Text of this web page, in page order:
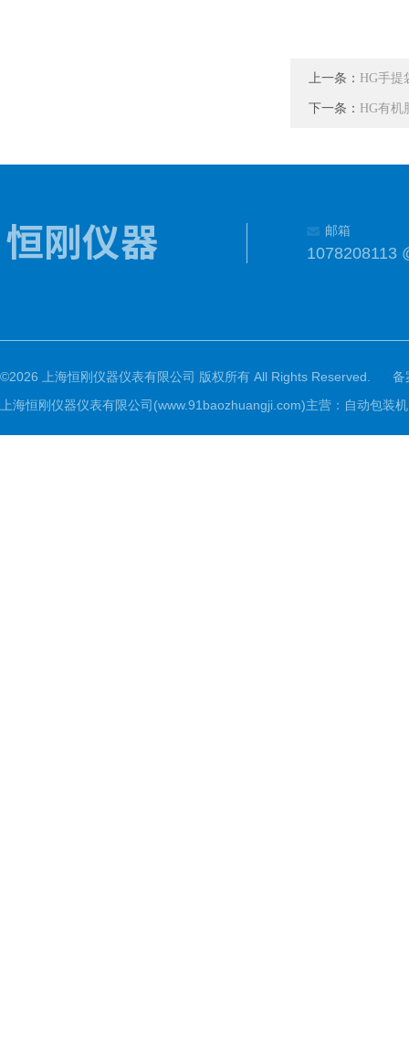
上一条： HG手提
下一条： HG有机
邮箱
1078208113
©2026 上海恒刚仪器仪表有限公司 版权所有 All Rights Reserved.
备
上海恒刚仪器仪表有限公司(www.91baozhuangji.com)主营：自动包